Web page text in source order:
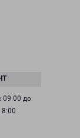
09:00 до